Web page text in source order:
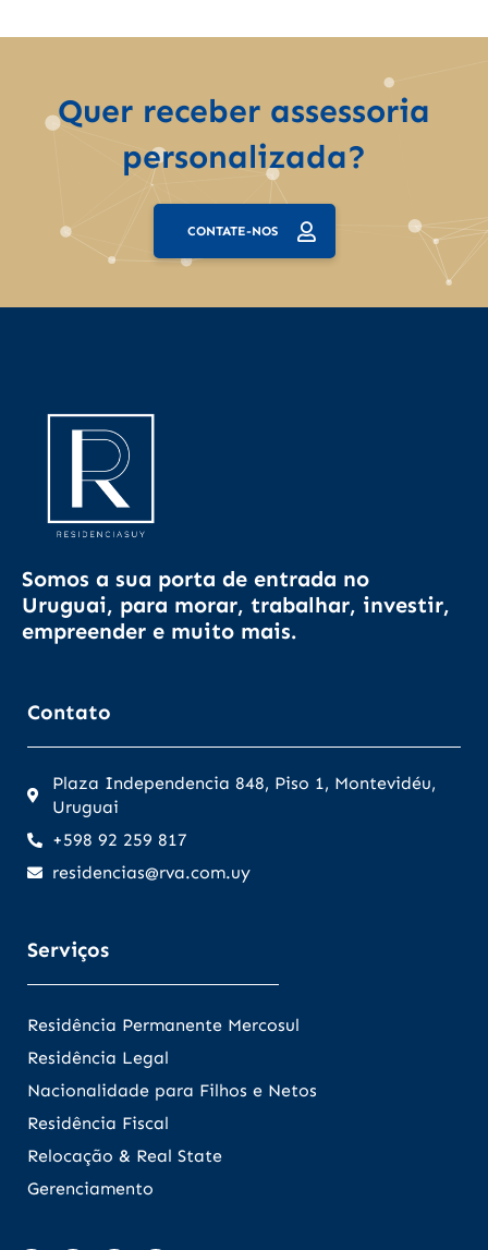
Quer receber assessoria
personalizada?
CONTATE-NOS
Somos a sua porta de entrada no
Uruguai, para morar, trabalhar, investir,
empreender e muito mais.
Contato
Plaza Independencia 848, Piso 1, Montevidéu,
Uruguai
+598 92 259 817
residencias@rva.com.uy
Serviços
Residência Permanente Mercosul
Residência Legal
Nacionalidade para Filhos e Netos
Residência Fiscal
Relocação & Real State
Gerenciamento